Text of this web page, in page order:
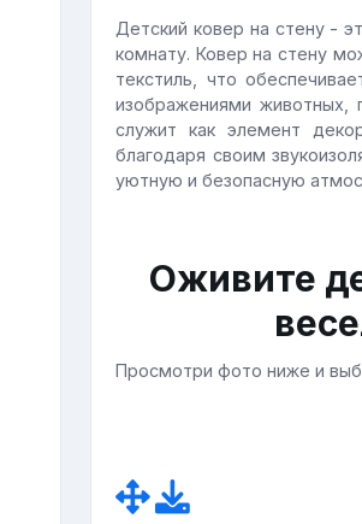
Детский ковер на стену -
комнату. Ковер на стену
текстиль, что
изображениями животных,
служит как элемент
благодаря своим
уютную и безопасную
Оживите
Просмотри фото ниже и